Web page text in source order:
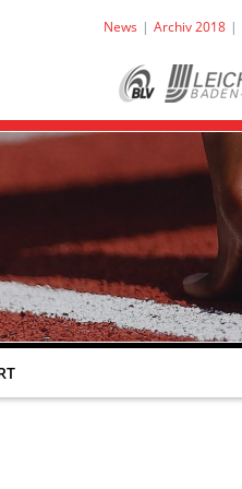
News Archiv 2018